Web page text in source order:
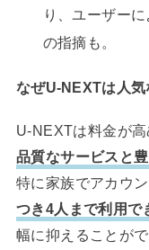
り、ユーザー
の指摘も。
なぜU-NEXTは人気
U-NEXTは料金が高
品質なサービスと
特に家族でアカウ
つき4人まで利用で
幅に抑えることが